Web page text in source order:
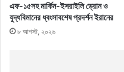
এফ-১৫সহ মার্কিন-ইসরাইলি ড্রোন ও
যুদ্ধবিমানের ধ্বংসাবশেষ প্রদর্শন ইরানের
৮ আগস্ট, ২০২৬